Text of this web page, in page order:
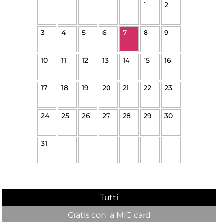
1
2
3 4 5 6 7 8 9
10 11 12 13 14 15 16
17 18 19 20 21 22 23
24 25 26 27 28 29 30
31
Tutti
Gratis con la MIC card